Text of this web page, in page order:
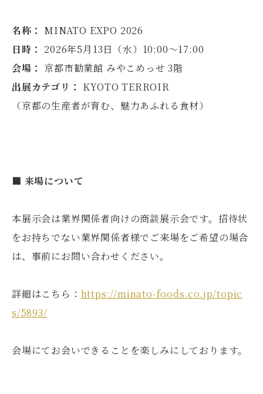
名称： MINATO EXPO 2026
日時： 2026年5月13日（水）10:00〜17:00
会場： 京都市勧業館 みやこめっせ 3階
出展カテゴリ： KYOTO TERROIR
（京都の生産者が育む、魅力あふれる食材）
■ 来場について
本展示会は業界関係者向けの商談展示会です。招待状
をお持ちでない業界関係者様でご来場をご希望の場合
は、事前にお問い合わせください。
詳細はこちら： https://minato-foods.co.jp/topic
s/5893/
会場にてお会いできることを楽しみにしております。